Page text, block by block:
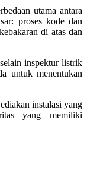
utama antara
proses kode dan
di atas dan
inspektur listrik
untuk menentukan
instalasi yang
yang memiliki